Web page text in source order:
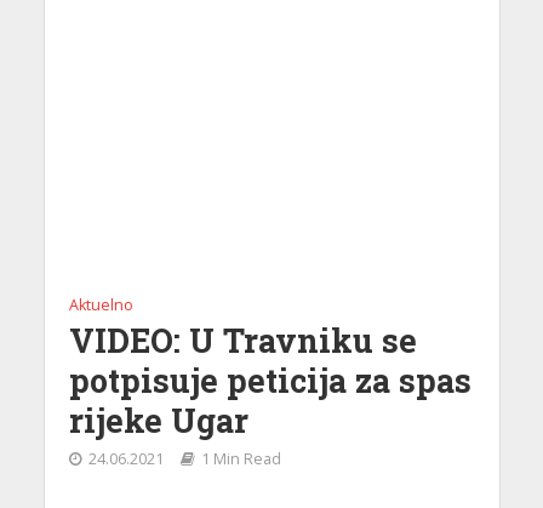
Aktuelno
VIDEO: U Travniku se
potpisuje peticija za spas
rijeke Ugar
24.06.2021 1 Min Read